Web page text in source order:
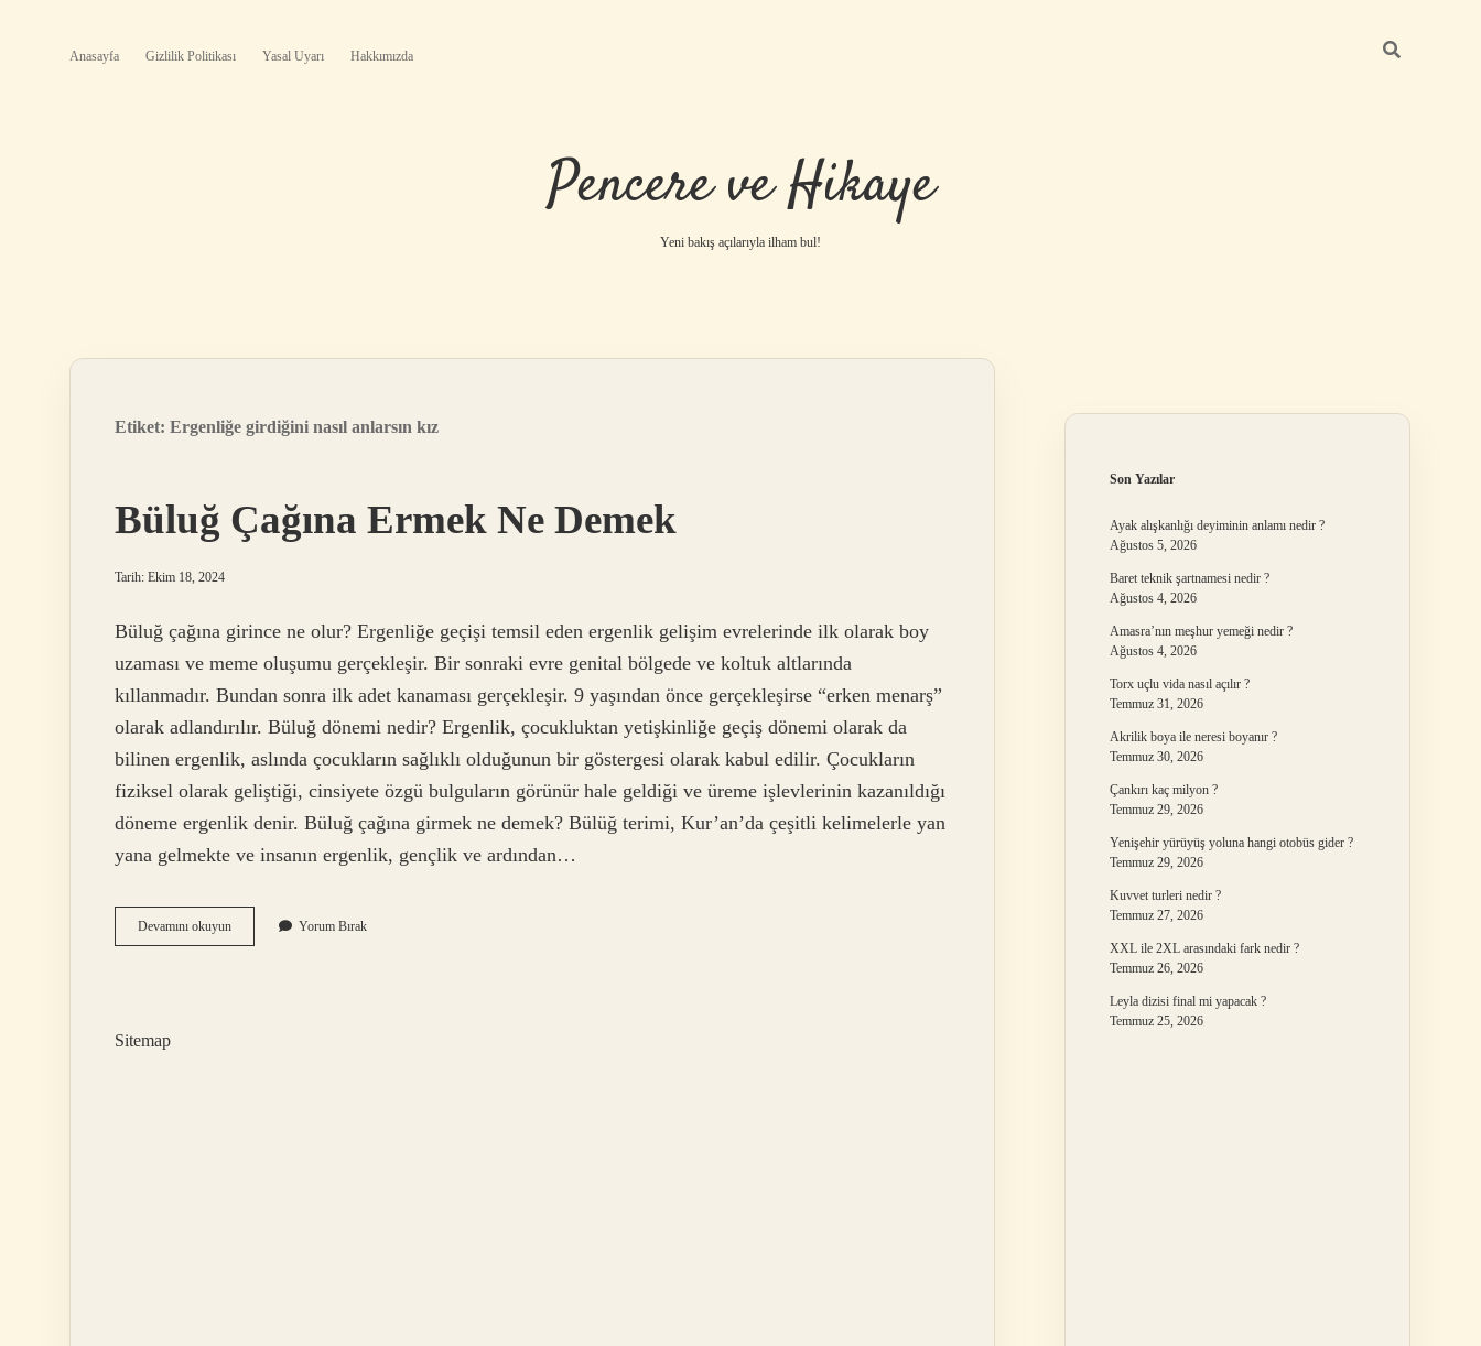
Anasayfa Gizlilik Politikası Yasal Uyarı Hakkımızda
Pencere ve Hikaye
Yeni bakış açılarıyla ilham bul!
Etiket: Ergenliğe girdiğini nasıl anlarsın kız
Büluğ Çağına Ermek Ne Demek
Tarih: Ekim 18, 2024
Büluğ çağına girince ne olur? Ergenliğe geçişi temsil eden ergenlik gelişim evrelerinde ilk olarak boy
uzaması ve meme oluşumu gerçekleşir. Bir sonraki evre genital bölgede ve koltuk altlarında
kıllanmadır. Bundan sonra ilk adet kanaması gerçekleşir. 9 yaşından önce gerçekleşirse “erken menarş”
olarak adlandırılır. Büluğ dönemi nedir? Ergenlik, çocukluktan yetişkinliğe geçiş dönemi olarak da
bilinen ergenlik, aslında çocukların sağlıklı olduğunun bir göstergesi olarak kabul edilir. Çocukların
fiziksel olarak geliştiği, cinsiyete özgü bulguların görünür hale geldiği ve üreme işlevlerinin kazanıldığı
döneme ergenlik denir. Büluğ çağına girmek ne demek? Bülüğ terimi, Kur’an’da çeşitli kelimelerle yan
yana gelmekte ve insanın ergenlik, gençlik ve ardından…
Devamını okuyunBüluğ
Çağına
Yorum Bırak
Sitemap
Son Yazılar
Ayak alışkanlığı deyiminin anlamı nedir ?
Ağustos 5, 2026
Baret teknik şartnamesi nedir ?
Ağustos 4, 2026
Amasra’nın meşhur yemeği nedir ?
Ağustos 4, 2026
Torx uçlu vida nasıl açılır ?
Temmuz 31, 2026
Akrilik boya ile neresi boyanır ?
Temmuz 30, 2026
Çankırı kaç milyon ?
Temmuz 29, 2026
Yenişehir yürüyüş yoluna hangi otobüs gider ?
Temmuz 29, 2026
Kuvvet turleri nedir ?
Temmuz 27, 2026
XXL ile 2XL arasındaki fark nedir ?
Temmuz 26, 2026
Leyla dizisi final mi yapacak ?
Temmuz 25, 2026